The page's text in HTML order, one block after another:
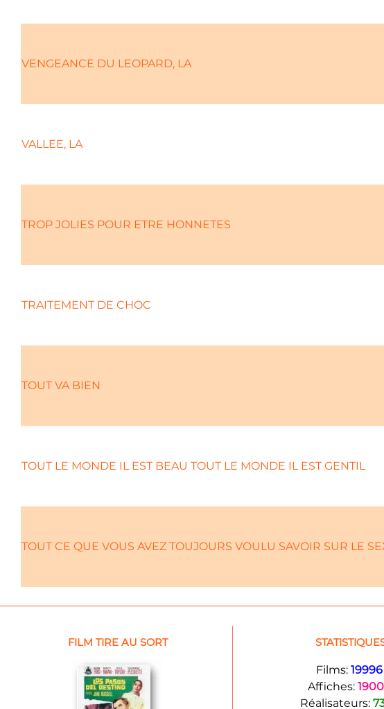
VENGEANCE DU LEOPARD, LA
VALLEE, LA
TROP JOLIES POUR ETRE HONNETES
TRAITEMENT DE CHOC
TOUT VA BIEN
TOUT LE MONDE IL EST BEAU TOUT LE MONDE IL EST GENTIL
TOUT CE QUE VOUS AVEZ TOUJOURS VOULU SAVOIR SUR LE
FILM TIRE AU SORT
Films: 19996
Affiches:
Réalisateurs: